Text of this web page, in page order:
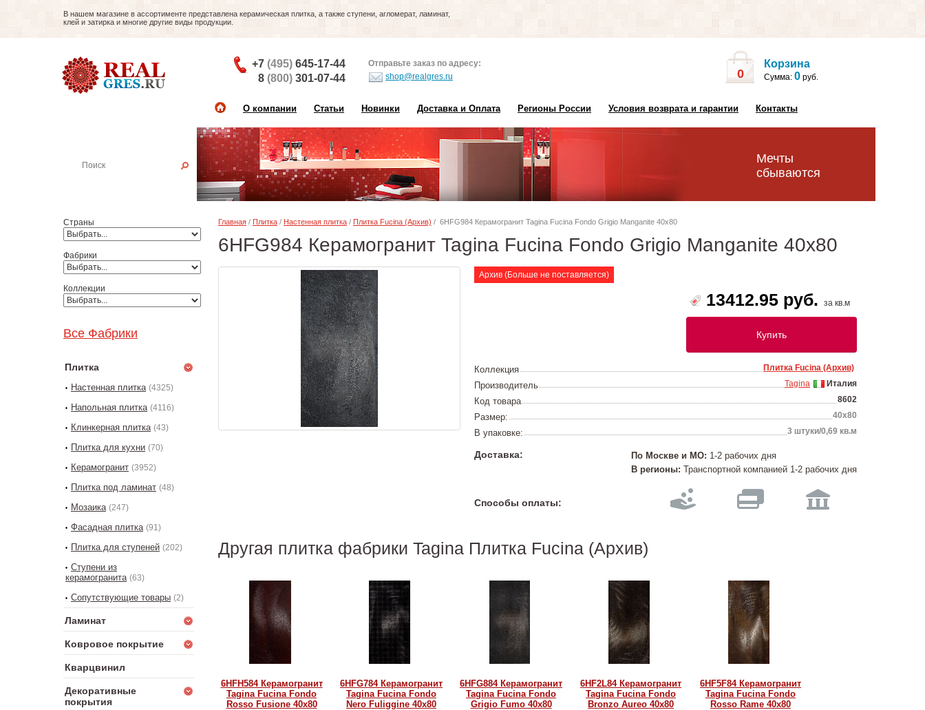
В нашем магазине в ассортименте представлена керамическая плитка, а также ступени, агломерат, ламинат,
клей и затирка и многие другие виды продукции.
+7 (495) 645-17-44
8 (800) 301-07-44
Отправьте заказ по адресу:
shop@realgres.ru
0
Корзина
Сумма: 0 руб.
О компании Статьи Новинки Доставка и Оплата Регионы России Условия возврата и гарантии Контакты
Мечты
сбываются
Страны
Фабрики
Коллекции
Все Фабрики
Плитка
Настенная плитка (4325)
Напольная плитка (4116)
Клинкерная плитка (43)
Плитка для кухни (70)
Керамогранит (3952)
Плитка под ламинат (48)
Мозаика (247)
Фасадная плитка (91)
Плитка для ступеней (202)
Ступени из
керамогранита (63)
Сопутствующие товары (2)
Ламинат
Ковровое покрытие
Кварцвинил
Декоративные
покрытия
Главная / Плитка / Настенная плитка / Плитка Fucina (Архив) / 6HFG984 Керамогранит Tagina Fucina Fondo Grigio Manganite 40x80
6HFG984 Керамогранит Tagina Fucina Fondo Grigio Manganite 40x80
Архив (Больше не поставляется)
13412.95 руб. за кв.м
Купить
Коллекция Плитка Fucina (Архив)
Производитель Италия
Tagina
Код товара 8602
Размер: 40x80
В упаковке: 3 штуки/0,69 кв.м
Доставка: По Москве и МО: 1-2 рабочих дня
В регионы: Транспортной компанией 1-2 рабочих дня
Способы оплаты:
Другая плитка фабрики Tagina Плитка Fucina (Архив)
6HFH584 Керамогранит
Tagina Fucina Fondo
Rosso Fusione 40x80
6HFG784 Керамогранит
Tagina Fucina Fondo
Nero Fuliggine 40x80
6HFG884 Керамогранит
Tagina Fucina Fondo
Grigio Fumo 40x80
6HF2L84 Керамогранит
Tagina Fucina Fondo
Bronzo Aureo 40x80
6HF5F84 Керамогранит
Tagina Fucina Fondo
Rosso Rame 40x80